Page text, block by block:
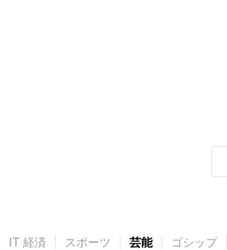
IT 経済 スポーツ 芸能 ゴシップ